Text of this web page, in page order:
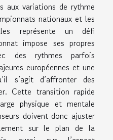
aux variations de rythme
nationaux et les
représente un défi
impose ses propres
des rythmes parfois
européennes et une
s’agit d’affronter des
Cette transition rapide
physique et mentale
doivent donc ajuster
sur le plan de la